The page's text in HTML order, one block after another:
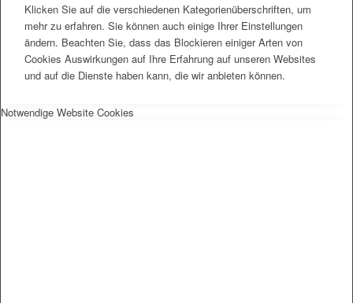
Klicken Sie auf die verschiedenen Kategorienüberschriften, um
mehr zu erfahren. Sie können auch einige Ihrer Einstellungen
ändern. Beachten Sie, dass das Blockieren einiger Arten von
Cookies Auswirkungen auf Ihre Erfahrung auf unseren Websites
und auf die Dienste haben kann, die wir anbieten können.
Notwendige Website Cookies